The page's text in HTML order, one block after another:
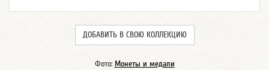
ДОБАВИТЬ В СВОЮ КОЛЛЕКЦИЮ
Фото: Монеты и медали